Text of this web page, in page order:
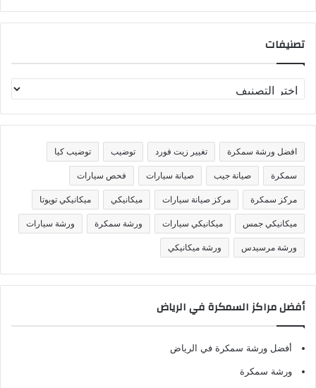
تصنيفات
افضل ورشة سمكرة تغيير زيت فورد توضيب توضيب كيا
سمكرة صيانة جيب صيانة سيارات فحص سيارات
مركز سمكرة مركز صيانة سيارات ميكانيكي ميكانيكي تويوتا
ميكانيكي جمس ميكانيكي سيارات ورشة سمكرة ورشة سيارات
ورشة مرسيدس ورشة ميكانيكي
أفضل مراكز السمكرة في الرياض
أفضل ورشة سمكرة في الرياض
ورشة سمكرة